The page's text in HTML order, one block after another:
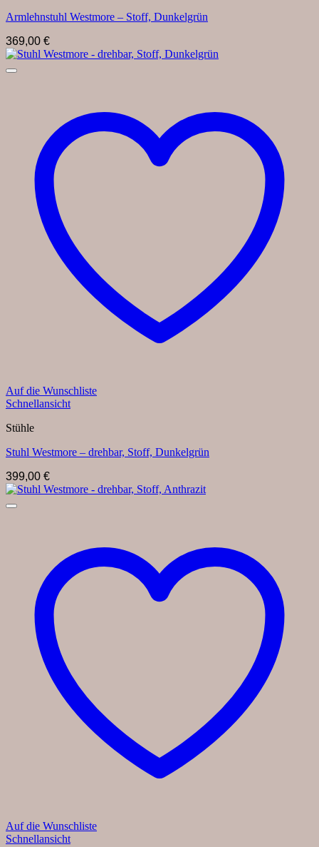
Armlehnstuhl Westmore – Stoff, Dunkelgrün
369,00 €
Auf die Wunschliste
Schnellansicht
Stühle
Stuhl Westmore – drehbar, Stoff, Dunkelgrün
399,00 €
Auf die Wunschliste
Schnellansicht